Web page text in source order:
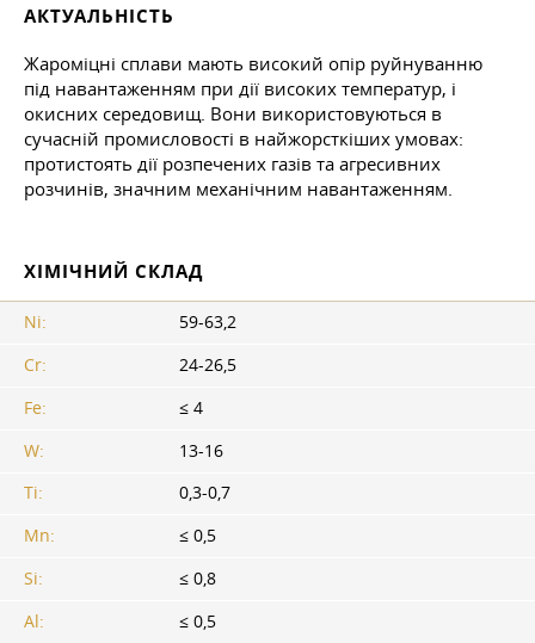
АКТУАЛЬНІСТЬ
Жароміцні сплави мають високий опір руйнуванню
під навантаженням при дії високих температур, і
окисних середовищ. Вони використовуються в
сучасній промисловості в найжорсткіших умовах:
протистоять дії розпечених газів та агресивних
розчинів, значним механічним навантаженням.
ХІМІЧНИЙ СКЛАД
Ni:
59-63,2
Cr:
24-26,5
Fe:
≤ 4
W:
13-16
Ti:
0,3-0,7
Mn:
≤ 0,5
Si:
≤ 0,8
Al:
≤ 0,5